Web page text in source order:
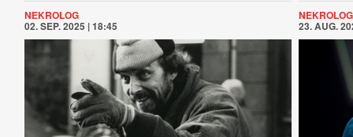
NEKROLOG
02. SEP. 2025 | 18:45
NEKROLOG
23. AUG.